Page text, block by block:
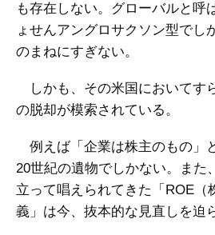
も存在しない。グローバルと呼
ょせんアングロサクソン型でし
のまねにすぎない。
しかも、その米国においてす
の脱却が模索されている。
例えば「企業は株主のもの」
20世紀の遺物でしかない。また
立って唱えられてきた「ROE（
義」は今、抜本的な見直しを迫